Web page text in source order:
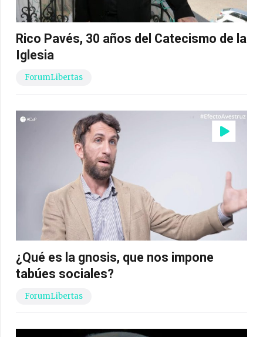
Rico Pavés, 30 años del Catecismo de la
Iglesia
ForumLibertas
¿Qué es la gnosis, que nos impone
tabúes sociales?
ForumLibertas